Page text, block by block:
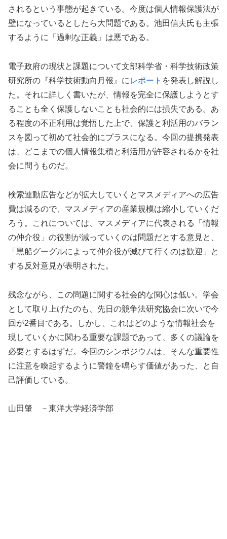
されるという事態が起きている。今度は個人情報保護法が
壁になっているとしたら大問題である。池田信夫氏も主張
するように「過剰な正義」は悪である。
電子政府の現状と課題について文部科学省・科学技術政策
研究所の『科学技術動向月報』に レポート を発表し解説し
た。それに詳しく書いたが、情報を完全に保護しようとす
ることも全く保護しないことも社会的には損失である。あ
る程度の不正利用は覚悟した上で、保護と利活用のバラン
スを図って初めて社会的にプラスになる。今回の提携発表
は、どこまでの個人情報集積と利活用が許容されるかを社
会に問うものだ。
検索連動広告などが拡大していくとマスメディアへの広告
費は減るので、マスメディアの産業規模は縮小していくだ
ろう。これについては、マスメディアに代表される「情報
の仲介役」の役割が減っていくのは問題だとする意見と、
「黒船グーグルによって仲介役が滅びて行くのは歓迎」と
する反対意見が表明された。
残念ながら、この問題に関する社会的な関心は低い。学会
として取り上げたのも、先日の競争法研究協会に次いで今
回が2番目である。しかし、これはどのような情報社会を
現していくかに関わる重要な課題であって、多くの議論を
必要とするはずだ。今回のシンポジウムは、そんな重要性
に注意を喚起するように警鐘を鳴らす価値があった、と自
己評価している。
山田肇 －東洋大学経済学部